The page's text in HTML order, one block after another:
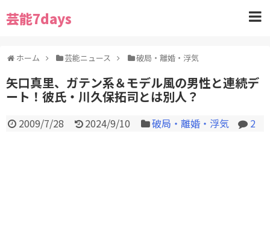
芸能7days
ホーム 芸能ニュース 破局・離婚・浮気
矢口真里、ガテン系＆モデル風の男性と連続デ
ート！彼氏・川久保拓司とは別人？
2009/7/28 2024/9/10 破局・離婚・浮気 2